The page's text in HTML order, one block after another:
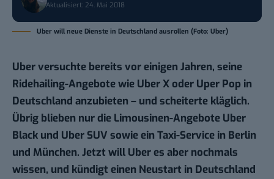
Aktualisiert: 24. Mai 2018
Uber will neue Dienste in Deutschland ausrollen (Foto: Uber)
Uber versuchte bereits vor einigen Jahren, seine
Ridehailing-Angebote wie Uber X oder Uper Pop in
Deutschland anzubieten – und scheiterte kläglich.
Übrig blieben nur die Limousinen-Angebote Uber
Black und Uber SUV sowie ein Taxi-Service in Berlin
und München. Jetzt will Uber es aber nochmals
wissen, und kündigt einen Neustart in Deutschland